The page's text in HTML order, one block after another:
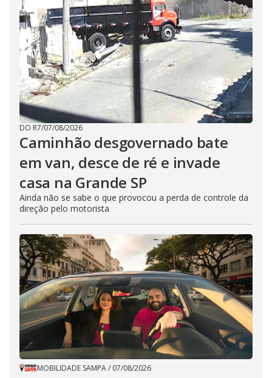
DO R7/07/08/2026
Caminhão desgovernado bate
em van, desce de ré e invade
casa na Grande SP
Ainda não se sabe o que provocou a perda de controle da
direção pelo motorista
MOBILIDADE SAMPA/ 07/08/2026